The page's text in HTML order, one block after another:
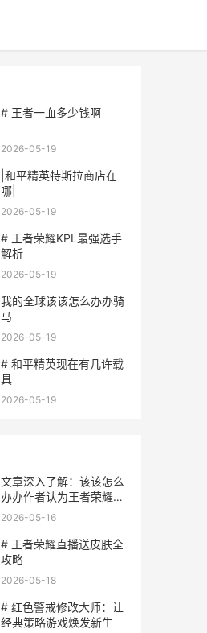
# 王者一血多少钱啊
2026-05-19
|和平精英特斯拉商店在
哪|
2026-05-19
# 王者荣耀KPL最强选手
解析
2026-05-19
我的全球该该怎么办办骑
马
2026-05-19
# 和平精英现在有几许载
具
2026-05-19
文章深入了解：该该怎么
办办作者认为王者荣耀这
个游戏里提升段位？
2026-05-16
# 王者荣耀直播送皮肤全
攻略
2026-05-18
# 红色警戒修改大师：让
经典策略游戏焕发新生